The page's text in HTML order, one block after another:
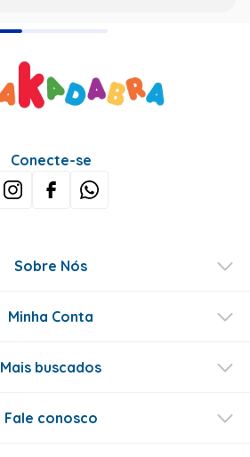
Conecte-se
Sobre Nós
Minha Conta
Mais buscados
Fale conosco